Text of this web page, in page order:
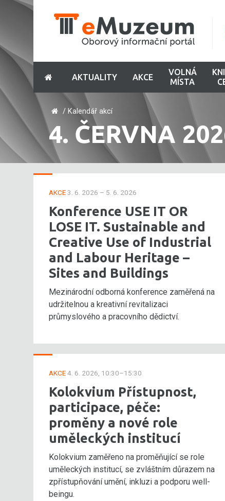
AKTUALITY AKCE
VOLNÁ
MÍSTA
/ Kalendář akcí
4. ČERVNA
AKCE3. 6. 2026 – 5. 6. 2026
Konference USE IT OR
LOSE IT. Sustainable and
Creative Use of Industrial
and Labour Heritage –
Sites and Buildings
Mezinárodní odborná konference zaměřená na
udržitelnou a kreativní revitalizaci
průmyslového a pracovního dědictví.
AKCE4. 6. 2026, 10:30–15:30
Kolokvium Přístupnost,
participace, péče:
proměny a nové role
uměleckých institucí
Kolokvium zaměřeno na proměňující se role
uměleckých institucí, se zvláštním důrazem na
zpřístupňování umění, inkluzi a podporu well-
beingu.